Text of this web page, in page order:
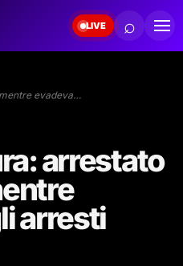
LIVE ⌕
evadeva…
arrestato
arresti